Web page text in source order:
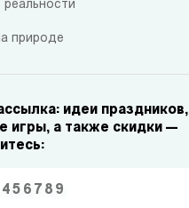
реальности
природе
идеи праздников,
игры, а также скидки —